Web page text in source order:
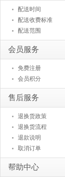
配送时间
配送收费标准
配送范围
会员服务
免费注册
会员积分
售后服务
退换货政策
退换货流程
退款说明
取消订单
帮助中心